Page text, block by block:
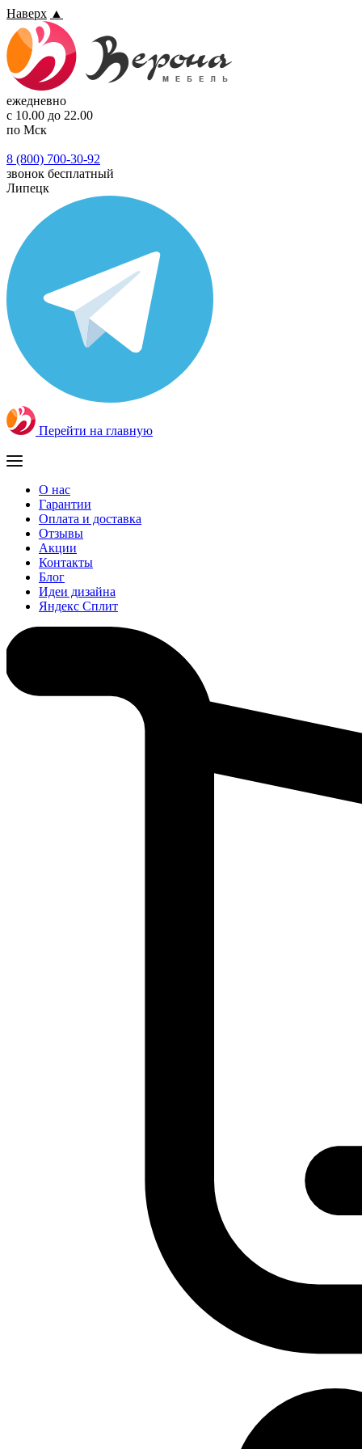
Наверх ▲
ежедневно
с 10.00 до 22.00
по Мск
8 (800) 700-30-92
звонок бесплатный
Липецк
Перейти на главную
О нас
Гарантии
Оплата и доставка
Отзывы
Акции
Контакты
Блог
Идеи дизайна
Яндекс Сплит